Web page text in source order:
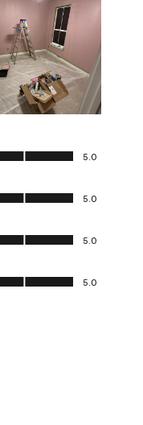
5.0
5.0
5.0
5.0